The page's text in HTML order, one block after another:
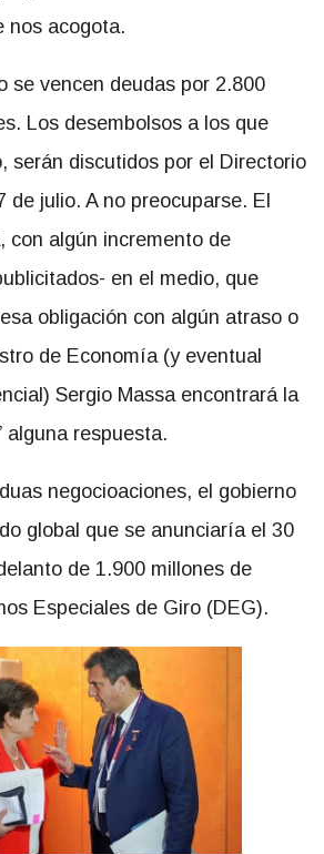
nos acogota.
se vencen deudas por 2.800
Los desembolsos a los que
serán discutidos por el Directorio
de julio. A no preocuparse. El
con algún incremento de
en el medio, que
obligación con algún atraso o
de Economía (y eventual
Sergio Massa encontrará la
alguna respuesta.
negocioaciones, el gobierno
global que se anunciaría el 30
de 1.900 millones de
Especiales de Giro (DEG).